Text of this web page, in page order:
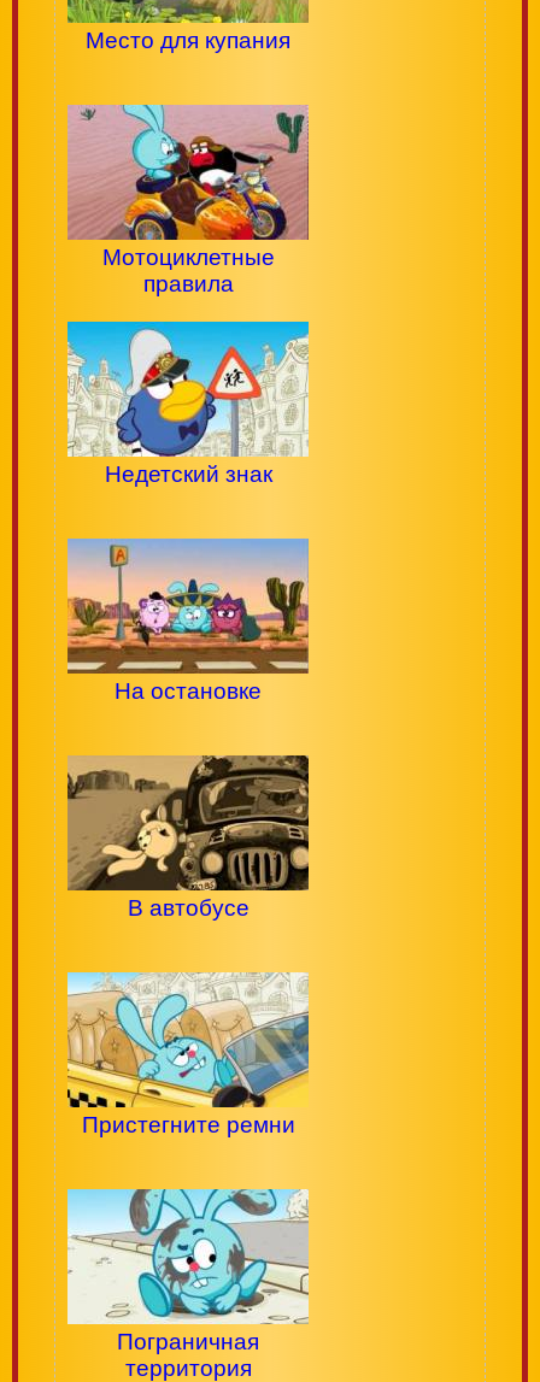
Место для купания
Мотоциклетные
правила
Недетский знак
На остановке
В автобусе
Пристегните ремни
Пограничная
территория